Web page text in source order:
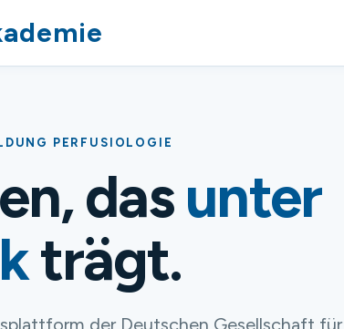
PERFUSIOLOGIE
dasunter
trägt.
der Deutschen Gesellschaft für